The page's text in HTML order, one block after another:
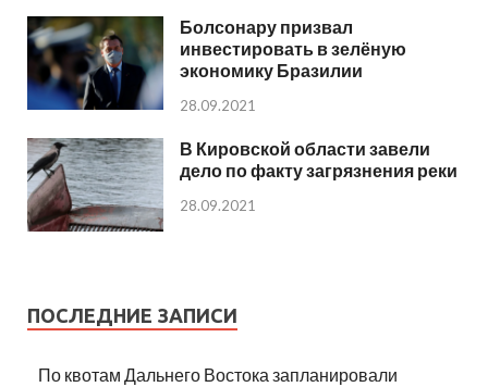
Болсонару призвал
инвестировать в зелёную
экономику Бразилии
28.09.2021
В Кировской области завели
дело по факту загрязнения реки
28.09.2021
ПОСЛЕДНИЕ ЗАПИСИ
По квотам Дальнего Востока запланировали